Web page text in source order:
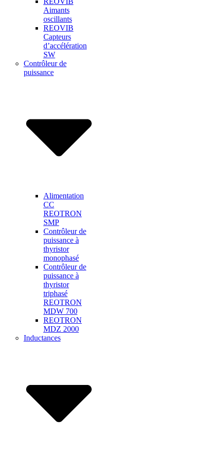
Aimants
oscillants
REOVIB
Capteurs
d’accélération
SW
Contrôleur de
puissance
Alimentation
CC
REOTRON
SMP
Contrôleur de
puissance à
thyristor
monophasé
Contrôleur de
puissance à
thyristor
triphasé
REOTRON
MDW 700
REOTRON
MDZ 2000
Inductances